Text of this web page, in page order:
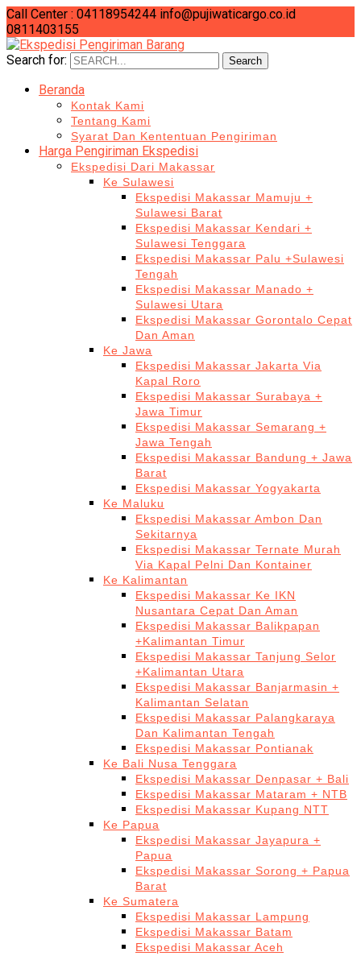
Call Center : 04118954244 info@pujiwaticargo.co.id
0811403155
Search for:
Search
Beranda
Kontak Kami
Tentang Kami
Syarat Dan Kententuan Pengiriman
Harga Pengiriman Ekspedisi
Ekspedisi Dari Makassar
Ke Sulawesi
Ekspedisi Makassar Mamuju +
Sulawesi Barat
Ekspedisi Makassar Kendari +
Sulawesi Tenggara
Ekspedisi Makassar Palu +Sulawesi
Tengah
Ekspedisi Makassar Manado +
Sulawesi Utara
Ekspedisi Makassar Gorontalo Cepat
Dan Aman
Ke Jawa
Ekspedisi Makassar Jakarta Via
Kapal Roro
Ekspedisi Makassar Surabaya +
Jawa Timur
Ekspedisi Makassar Semarang +
Jawa Tengah
Ekspedisi Makassar Bandung + Jawa
Barat
Ekspedisi Makassar Yogyakarta
Ke Maluku
Ekspedisi Makassar Ambon Dan
Sekitarnya
Ekspedisi Makassar Ternate Murah
Via Kapal Pelni Dan Kontainer
Ke Kalimantan
Ekspedisi Makassar Ke IKN
Nusantara Cepat Dan Aman
Ekspedisi Makassar Balikpapan
+Kalimantan Timur
Ekspedisi Makassar Tanjung Selor
+Kalimantan Utara
Ekspedisi Makassar Banjarmasin +
Kalimantan Selatan
Ekspedisi Makassar Palangkaraya
Dan Kalimantan Tengah
Ekspedisi Makassar Pontianak
Ke Bali Nusa Tenggara
Ekspedisi Makassar Denpasar + Bali
Ekspedisi Makassar Mataram + NTB
Ekspedisi Makassar Kupang NTT
Ke Papua
Ekspedisi Makassar Jayapura +
Papua
Ekspedisi Makassar Sorong + Papua
Barat
Ke Sumatera
Ekspedisi Makassar Lampung
Ekspedisi Makassar Batam
Ekspedisi Makassar Aceh